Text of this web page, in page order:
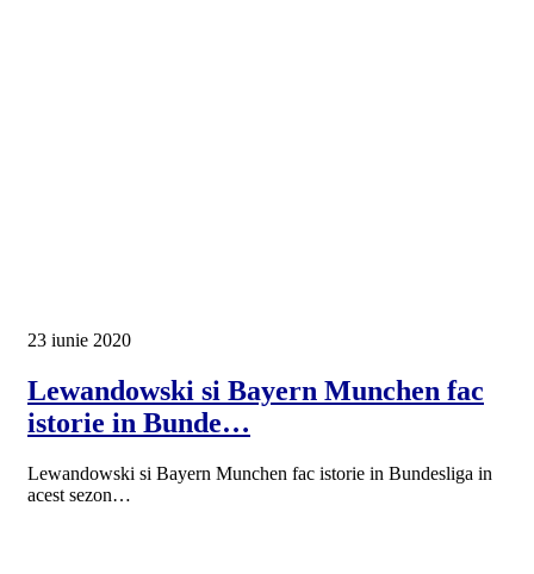
23 iunie 2020
Lewandowski si Bayern Munchen fac
istorie in Bunde…
Lewandowski si Bayern Munchen fac istorie in Bundesliga in
acest sezon…